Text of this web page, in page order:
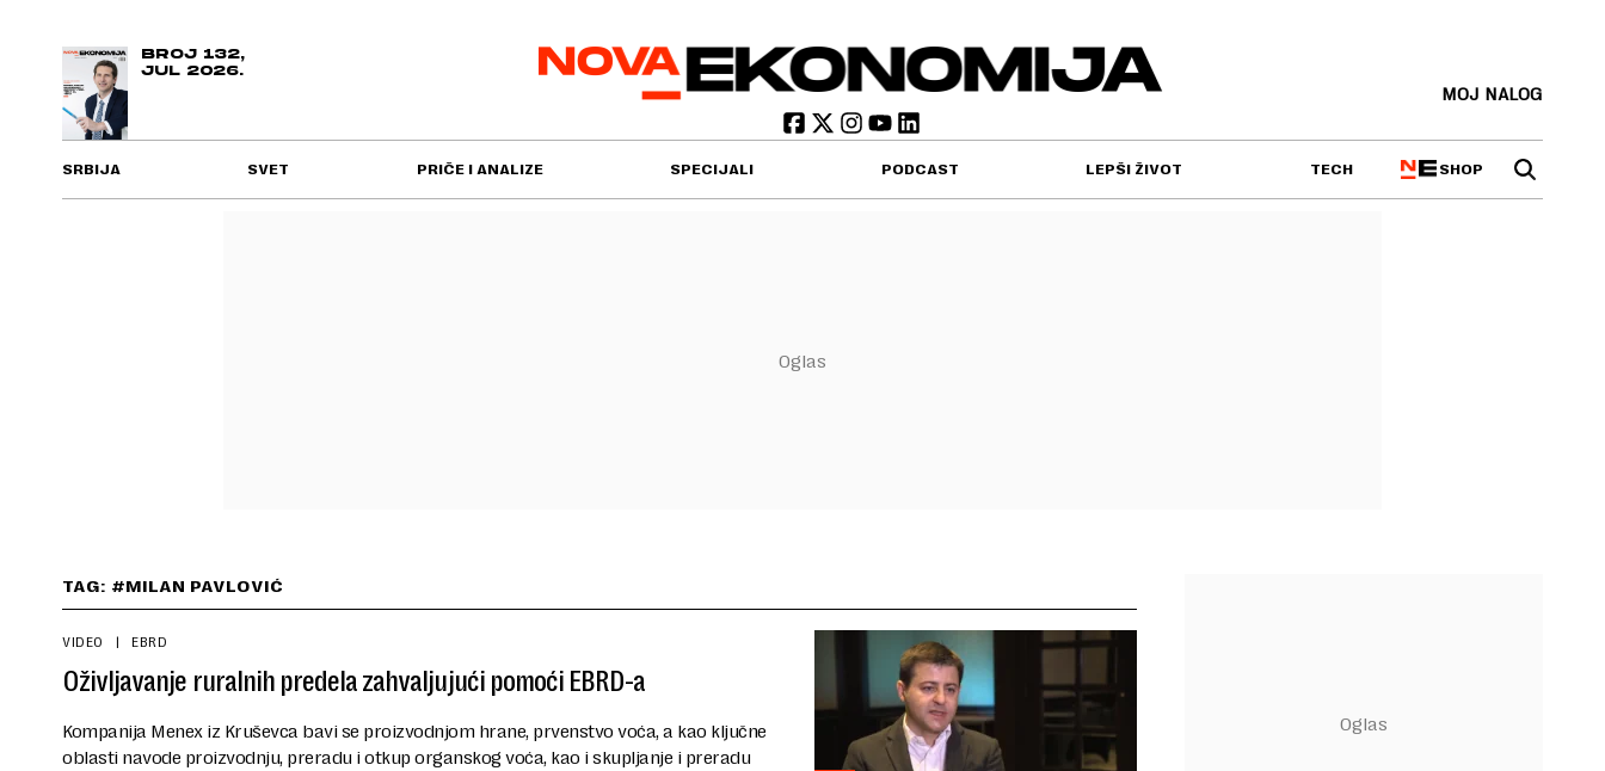
BROJ 132,
JUL 2026.
MOJ NALOG
SRBIJA SVET PRIČE I ANALIZE SPECIJALI PODCAST LEPŠI ŽIVOT TECH SHOP
TAG: #MILAN PAVLOVIĆ
VIDEO EBRD
Oživljavanje ruralnih predela zahvaljujući pomoći EBRD-a
Kompanija Menex iz Kruševca bavi se proizvodnjom hrane, prvenstvo voća, a kao ključne
oblasti navode proizvodnju, preradu i otkup organskog voća, kao i skupljanje i preradu